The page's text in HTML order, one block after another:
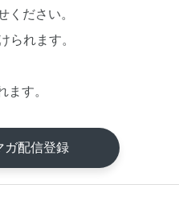
ださい。
れます。
す。
ガ配信登録